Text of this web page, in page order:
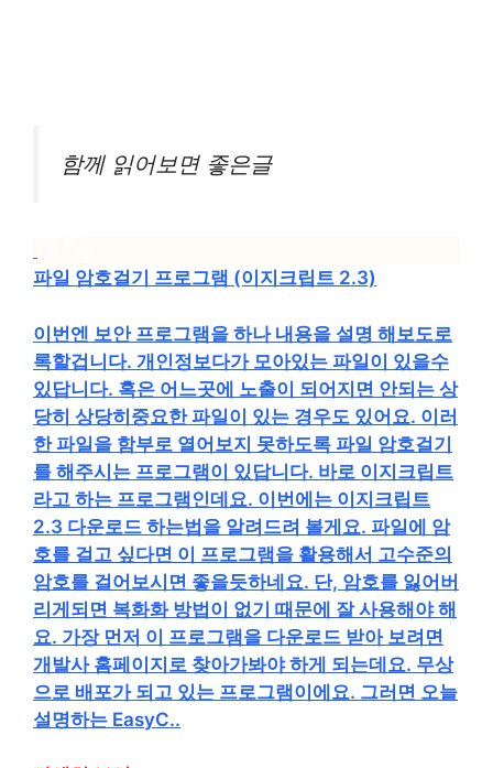
함께 읽어보면 좋은글
파일 암호걸기 프로그램 (이지크립트 2.3)
이번엔 보안 프로그램을 하나 내용을 설명 해보도로
록할겁니다. 개인정보다가 모아있는 파일이 있을수
있답니다. 혹은 어느곳에 노출이 되어지면 안되는 상
당히 상당히중요한 파일이 있는 경우도 있어요. 이러
한 파일을 함부로 열어보지 못하도록 파일 암호걸기
를 해주시는 프로그램이 있답니다. 바로 이지크립트
라고 하는 프로그램인데요. 이번에는 이지크립트
2.3 다운로드 하는법을 알려드려 볼게요. 파일에 암
호를 걸고 싶다면 이 프로그램을 활용해서 고수준의
암호를 걸어보시면 좋을듯하네요. 단, 암호를 잃어버
리게되면 복화화 방법이 없기 때문에 잘 사용해야 해
요. 가장 먼저 이 프로그램을 다운로드 받아 보려면
개발사 홈페이지로 찾아가봐야 하게 되는데요. 무상
으로 배포가 되고 있는 프로그램이에요. 그러면 오늘
설명하는 EasyC..